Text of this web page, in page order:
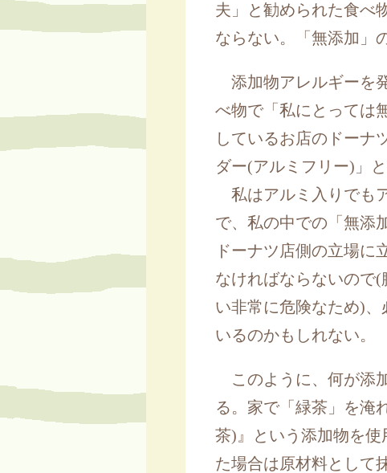
夫」と勧められた食べ
ならない。「無添加」
添加物アレルギーを
べ物で「私にとっては
しているお店のドーナ
ダー(アルミフリー)」
私はアルミ入りでも
で、私の中での「無添
ドーナツ店側の立場に
なければならないので
い非常に危険なため)
いるのかもしれない。
このように、何が添
る。家で「緑茶」を淹
茶)』という添加物を
た場合は原材料として